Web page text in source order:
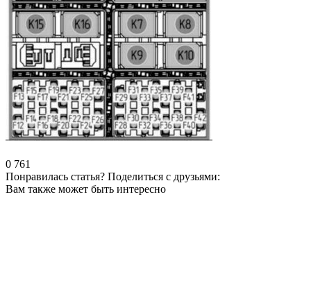
0 761
Понравилась статья? Поделиться с друзьями:
Вам также может быть интересно